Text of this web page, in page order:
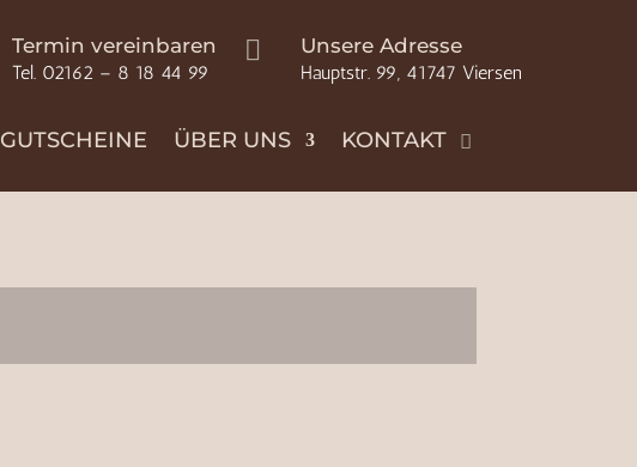
Termin vereinbaren
Tel. 02162 – 8 18 44 99
 Unsere Adresse
Hauptstr. 99, 41747 Viersen
GUTSCHEINE ÜBER UNS KONTAKT